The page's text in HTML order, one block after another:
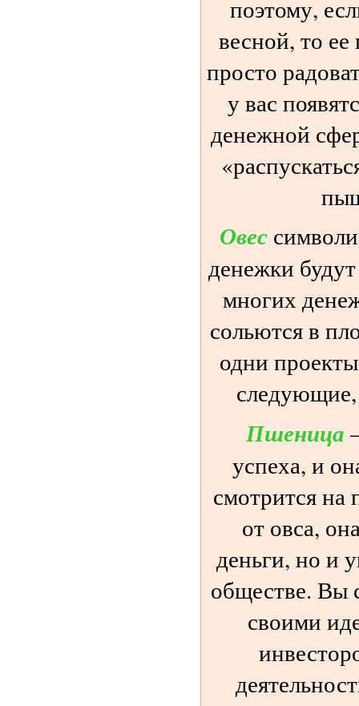
поэтому,
весной, то
просто
у вас
денежной
Овес
денежки будут
многих
сольются в
одни
Пшеница
успеха, и
смотрится на
от овса,
деньги, но и
обществе. Вы
своими